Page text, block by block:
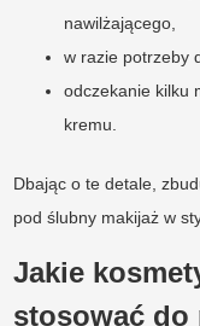
nawilżającego,
w razie potrzeby
odczekanie kilku
kremu.
Dbając o te detale,
pod ślubny makijaż w
Jakie
stosować do